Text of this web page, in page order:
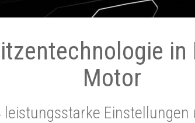
in
Motor
leistungsstarke Einstellungen